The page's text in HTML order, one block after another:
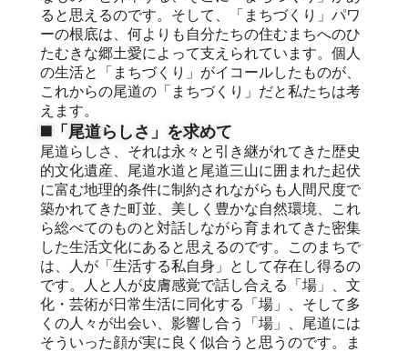
ると思えるのです。そして、「まちづくり」パワ
ーの根底は、何よりも自分たちの住むまちへのひ
たむきな郷土愛によって支えられています。個人
の生活と「まちづくり」がイコールしたものが、
これからの尾道の「まちづくり」だと私たちは考
えます。
◼️「尾道らしさ」を求めて
尾道らしさ、それは永々と引き継がれてきた歴史
的文化遺産、尾道水道と尾道三山に囲まれた起伏
に富む地理的条件に制約されながらも人間尺度で
築かれてきた町並、美しく豊かな自然環境、これ
ら総べてのものと対話しながら育まれてきた密集
した生活文化にあると思えるのです。このまちで
は、人が「生活する私自身」として存在し得るの
です。人と人が皮膚感覚で話し合える「場」、文
化・芸術が日常生活に同化する「場」、そして多
くの人々が出会い、影響し合う「場」、尾道には
そういった顔が実に良く似合うと思うのです。ま